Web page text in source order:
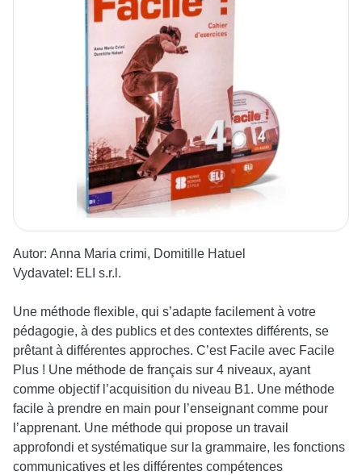
Autor: Anna Maria crimi, Domitille Hatuel
Vydavatel: ELI s.r.l.
Une méthode flexible, qui s’adapte facilement à votre
pédagogie, à des publics et des contextes différents, se
prêtant à différentes approches. C’est Facile avec Facile
Plus ! Une méthode de français sur 4 niveaux, ayant
comme objectif l’acquisition du niveau B1. Une méthode
facile à prendre en main pour l’enseignant comme pour
l’apprenant. Une méthode qui propose un travail
approfondi et systématique sur la grammaire, les fonctions
communicatives et les différentes compétences